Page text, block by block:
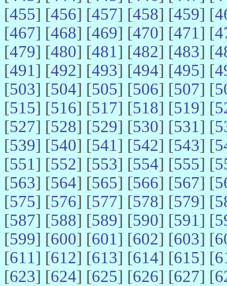
[455] [456] [457] [458] [459] [
[467] [468] [469] [470] [471] [
[479] [480] [481] [482] [483] [
[491] [492] [493] [494] [495] [
[503] [504] [505] [506] [507] [
[515] [516] [517] [518] [519] [
[527] [528] [529] [530] [531] [
[539] [540] [541] [542] [543] [
[551] [552] [553] [554] [555] [
[563] [564] [565] [566] [567] [
[575] [576] [577] [578] [579] [
[587] [588] [589] [590] [591] [
[599] [600] [601] [602] [603] [
[611] [612] [613] [614] [615] [
[623] [624] [625] [626] [627] [